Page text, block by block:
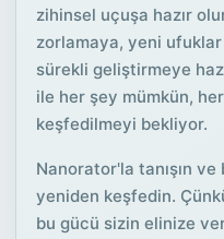
zihinsel uçuşa hazır
zorlamaya, yeni
sürekli geliştirmeye
ile her şey mümkün,
keşfedilmeyi bekliyor.
Nanorator'la tanışın
yeniden keşfedin.
bu gücü sizin elinize